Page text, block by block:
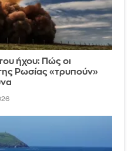
ήχου: Πώς οι
Ρωσίας «τρυπούν»